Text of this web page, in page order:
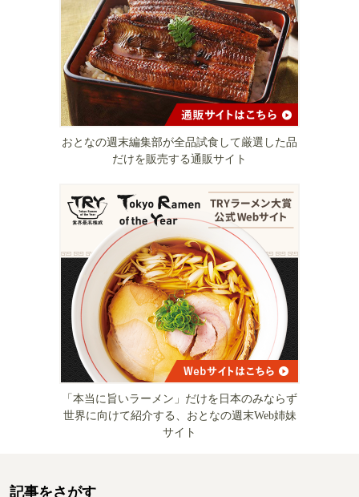
おとなの週末編集部が全品試食して厳選した品
だけを販売する通販サイト
「本当に旨いラーメン」だけを日本のみならず
世界に向けて紹介する、おとなの週末Web姉妹
サイト
記事をさがす